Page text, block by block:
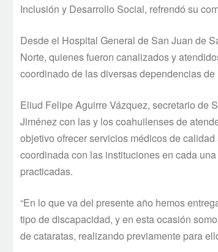
Inclusión y Desarrollo Social, refrendó su
Desde el Hospital General de San Juan de
Norte, quienes fueron canalizados y
coordinado de las diversas dependencias
Eliud Felipe Aguirre Vázquez, secretario de
Jiménez con las y los coahuilenses de
objetivo ofrecer servicios médicos de
coordinada con las instituciones en cada
practicadas.
“En lo que va del presente año hemos
tipo de discapacidad, y en esta ocasión
de cataratas, realizando previamente para